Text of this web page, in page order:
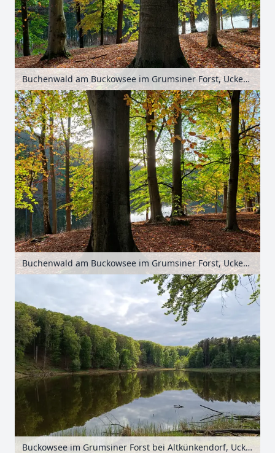
Buchenwald am Buckowsee im Grumsiner Forst, Uckermark, Brandenburg, Deutschland
Buchenwald am Buckowsee im Grumsiner Forst, Uckermark, Brandenburg, Deutschland
Buckowsee im Grumsiner Forst bei Altkünkendorf, Uckermark, Brandenburg, Deutschland